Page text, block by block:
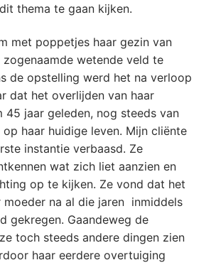
thema te gaan kijken.
met poppetjes haar gezin van
wetende veld te
de opstelling werd het na verloop
dat het overlijden van haar
45 jaar geleden, nog steeds van
haar huidige leven. Mijn cliënte
instantie verbaasd. Ze
wat zich liet aanzien en
op te kijken. Ze vond dat het
moeder na al die jaren inmiddels
gekregen. Gaandeweg de
toch steeds andere dingen zien
haar eerdere overtuiging